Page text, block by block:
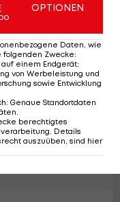
OPTIONEN
Daten, wie
folgenden Zwecke:
einem Endgerät;
von Werbeleistung und
sowie Entwicklung
: Genaue Standortdaten
.
berechtigtes
Details
auszuüben, sind hier